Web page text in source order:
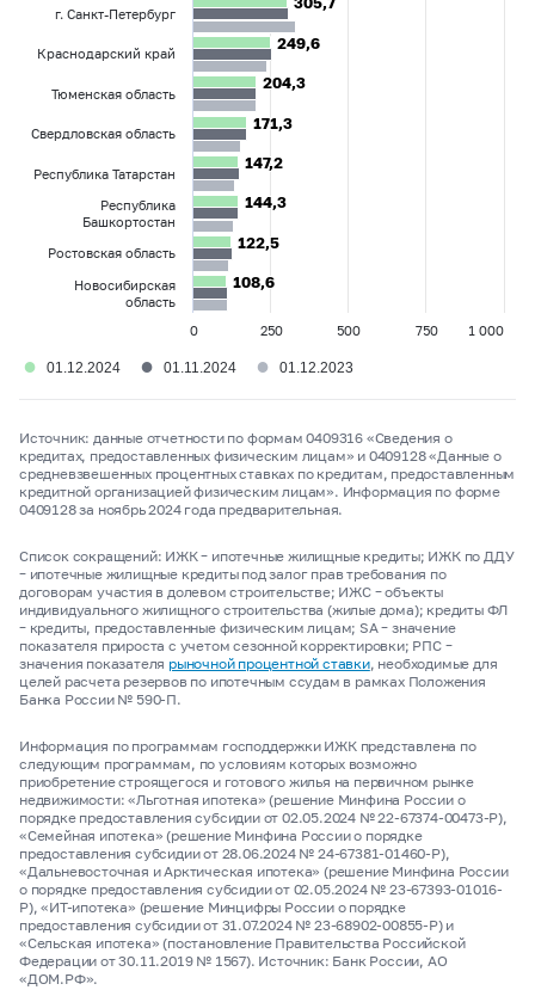
249,6
249,6
204,3
204,3
171,3
171,3
147,2
147,2
144,3
144,3
122,5
122,5
108,6
108,6
г. Санкт-Петербург
Краснодарский край
Тюменская область
Свердловская область
Республика Татарстан
Республика
Башкортостан
Ростовская область
Новосибирская
область
0
250 500 750 1 000
● 01.12.2024 ● 01.11.2024 ● 01.12.2023
Источник: данные отчетности по формам 0409316 «Сведения о
кредитах, предоставленных физическим лицам» и 0409128 «Данные о
средневзвешенных процентных ставках по кредитам, предоставленным
кредитной организацией физическим лицам». Информация по форме
0409128 за ноябрь 2024 года предварительная.
Список сокращений: ИЖК– ипотечные жилищные кредиты; ИЖК по ДДУ
–ипотечные жилищные кредиты под залог прав требования по
договорам участия в долевом строительстве; ИЖС –объекты
индивидуального жилищного строительства (жилые дома); кредиты ФЛ
–кредиты, предоставленные физическим лицам; SA– значение
показателя прироста с учетом сезонной корректировки; РПС –
значения показателя рыночной процентной ставки, необходимые для
целей расчета резервов по ипотечным ссудам в рамках Положения
Банка России № 590-П.
Информация по программам господдержки ИЖК представлена по
следующим программам, по условиям которых возможно
приобретение строящегося и готового жилья на первичном рынке
недвижимости: «Льготная ипотека» (решение Минфина России о
порядке предоставления субсидии от 02.05.2024 № 22-67374-00473-Р),
«Семейная ипотека» (решение Минфина России о порядке
предоставления субсидии от 28.06.2024 № 24-67381-01460-Р),
«Дальневосточная и Арктическая ипотека» (решение Минфина России
о порядке предоставления субсидии от 02.05.2024 № 23-67393-01016-
Р), «ИТ-ипотека» (решение Минцифры России о порядке
предоставления субсидии от 31.07.2024 № 23-68902-00855-Р) и
«Сельская ипотека» (постановление Правительства Российской
Федерации от 30.11.2019 № 1567). Источник: Банк России, АО
«ДОМ.РФ».